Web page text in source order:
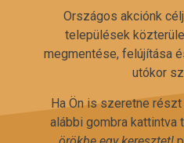
Országos akciónk
települések
megmentése, felújítása
utókor
Ha Ön is szeretne
alábbi gombra kattintva